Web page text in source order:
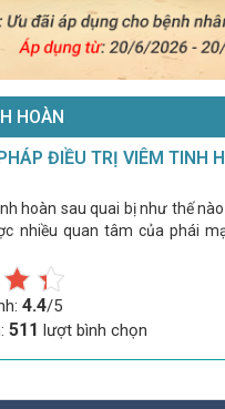
HOÀN
ĐIỀU TRỊ VIÊM TINH
hoàn sau quai bị như thế
nhiều quan tâm của phái
4.4/5
511 lượt bình chọn